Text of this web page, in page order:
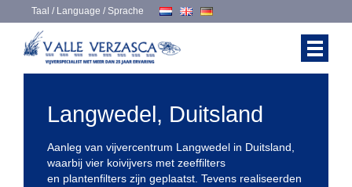
Taal / Language / Sprache
Langwedel, Duitsland
Aanleg van vijvercentrum Langwedel in Duitsland,
waarbij vier koivijvers met zeeffilters
en plantenfilters zijn geplaatst. Tevens realiseerden